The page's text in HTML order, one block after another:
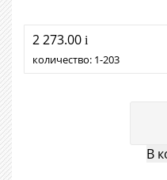
2 273.00 i
количество: 1 203